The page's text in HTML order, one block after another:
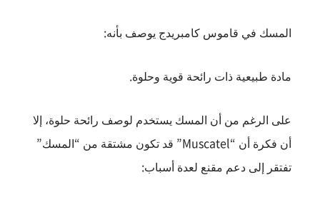
المسك في قاموس كامبريدج يوصف بأنه:
مادة طبيعية ذات رائحة قوية وحلوة.
على الرغم من أن المسك يستخدم لوصف رائحة حلوة، إلا
أن فكرة أن “Muscatel” قد تكون مشتقة من “المسك”
تفتقر إلى دعم مقنع لعدة أسباب: